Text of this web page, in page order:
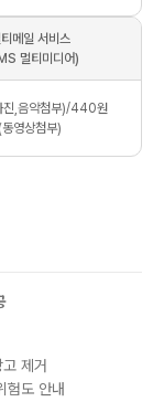
메일 서비스
멀티미디어)
,음악첨부)/440원
(동영상첨부)
제거
험도 안내